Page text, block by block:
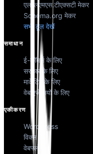
एलएलएमएस.टीएक्सटी मेकर
Schema.org मेकर
सभी टूल देखें
समाधान
ई-कॉमर्स के लिए
सरकार के लिए
मार्केटिंग के लिए
वेब एजेंसियों के लिए
एकीकरण
WordPress
विक्स
वेबफ्लो